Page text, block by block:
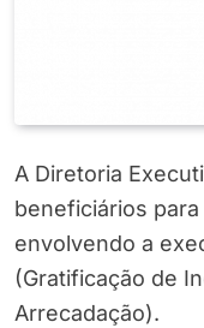
A Diretoria
beneficiários
envolvendo a
(Gratificação de
Arrecadação).